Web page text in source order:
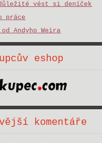
vést si deníček
práce
Andyho Weira
eshop
komentáře